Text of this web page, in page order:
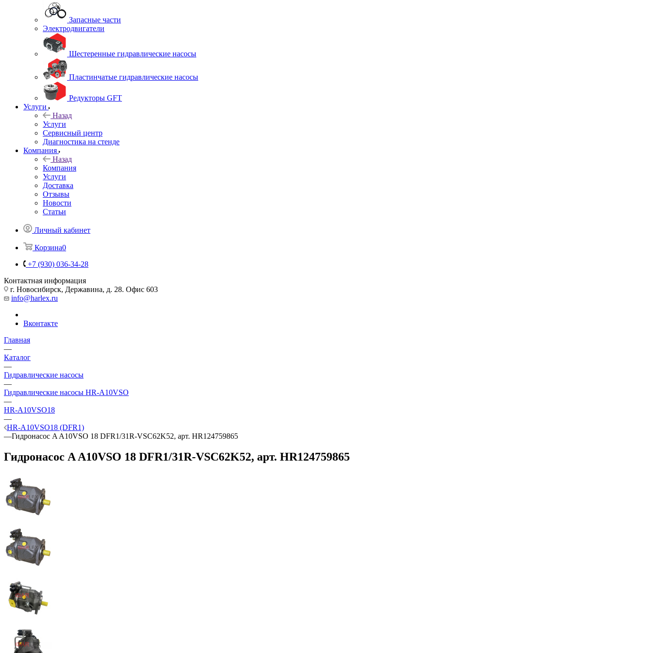
Запасные части
Электродвигатели
Шестеренные гидравлические насосы
Пластинчатые гидравлические насосы
Редукторы GFT
Услуги
Назад
Услуги
Сервисный центр
Диагностика на стенде
Компания
Назад
Компания
Услуги
Доставка
Отзывы
Новости
Статьи
Личный кабинет
Корзина0
+7 (930) 036-34-28
Контактная информация
г. Новосибирск, Державина, д. 28. Офис 603
info@harlex.ru
Вконтакте
Главная
—
Каталог
—
Гидравлические насосы
—
Гидравлические насосы HR-A10VSO
—
HR-A10VSO18
—
HR-A10VSO18 (DFR1)
—Гидронасос A A10VSO 18 DFR1/31R-VSC62K52, арт. HR124759865
Гидронасос A A10VSO 18 DFR1/31R-VSC62K52, арт. HR124759865